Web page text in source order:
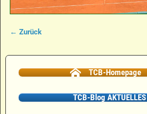
← Zurück
TCB-Homepage
TCB-Blog AKTUELLES